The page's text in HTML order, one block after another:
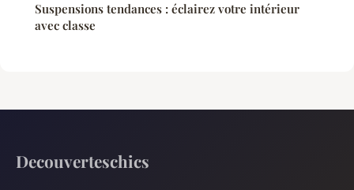
Suspensions tendances : éclairez votre intérieur
avec classe
Decouverteschics